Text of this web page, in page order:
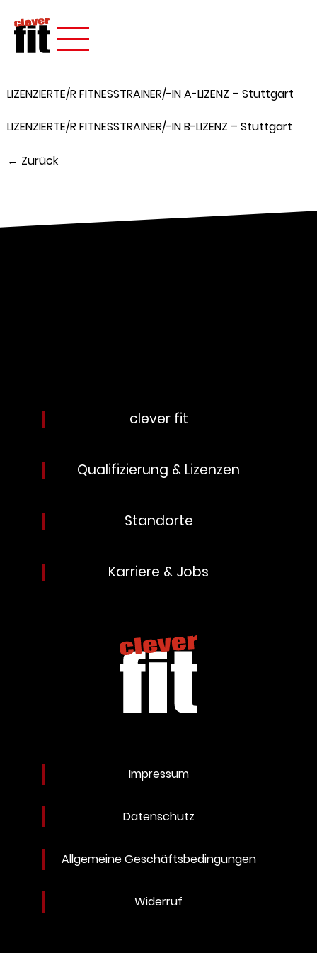
LIZENZIERTE/R FITNESSTRAINER/-IN A-LIZENZ – Stuttgart
LIZENZIERTE/R FITNESSTRAINER/-IN B-LIZENZ – Stuttgart
← Zurück
clever fit
Qualifizierung & Lizenzen
Standorte
Karriere & Jobs
Impressum
Datenschutz
Allgemeine Geschäftsbedingungen
Widerruf